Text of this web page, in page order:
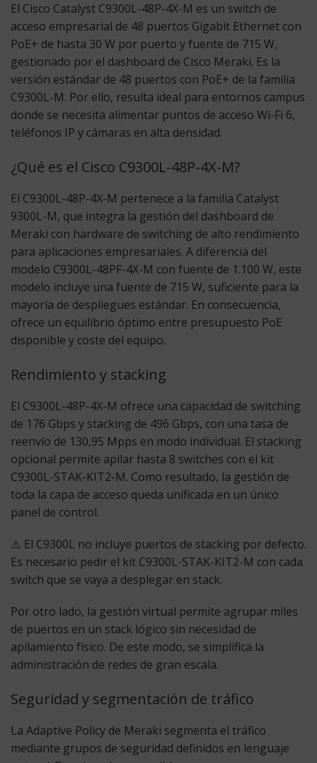
El Cisco Catalyst C9300L-48P-4X-M es un switch de
acceso empresarial de 48 puertos Gigabit Ethernet con
PoE+ de hasta 30 W por puerto y fuente de 715 W,
gestionado por el dashboard de Cisco Meraki. Es la
versión estándar de 48 puertos con PoE+ de la familia
C9300L-M. Por ello, resulta ideal para entornos campus
donde se necesita alimentar puntos de acceso Wi-Fi 6,
teléfonos IP y cámaras en alta densidad.
¿Qué es el Cisco C9300L-48P-4X-M?
El C9300L-48P-4X-M pertenece a la familia Catalyst
9300L-M, que integra la gestión del dashboard de
Meraki con hardware de switching de alto rendimiento
para aplicaciones empresariales. A diferencia del
modelo C9300L-48PF-4X-M con fuente de 1.100 W, este
modelo incluye una fuente de 715 W, suficiente para la
mayoría de despliegues estándar. En consecuencia,
ofrece un equilibrio óptimo entre presupuesto PoE
disponible y coste del equipo.
Rendimiento y stacking
El C9300L-48P-4X-M ofrece una capacidad de switching
de 176 Gbps y stacking de 496 Gbps, con una tasa de
reenvío de 130,95 Mpps en modo individual. El stacking
opcional permite apilar hasta 8 switches con el kit
C9300L-STAK-KIT2-M. Como resultado, la gestión de
toda la capa de acceso queda unificada en un único
panel de control.
⚠️ El C9300L no incluye puertos de stacking por defecto.
Es necesario pedir el kit C9300L-STAK-KIT2-M con cada
switch que se vaya a desplegar en stack.
Por otro lado, la gestión virtual permite agrupar miles
de puertos en un stack lógico sin necesidad de
apilamiento físico. De este modo, se simplifica la
administración de redes de gran escala.
Seguridad y segmentación de tráfico
La Adaptive Policy de Meraki segmenta el tráfico
mediante grupos de seguridad definidos en lenguaje